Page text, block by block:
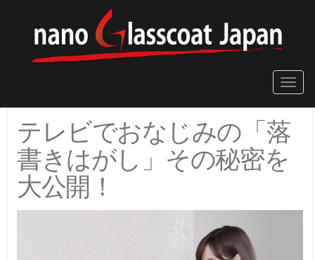
Toggle
テレビでおなじみの「落
書きはがし」その秘密を
大公開！